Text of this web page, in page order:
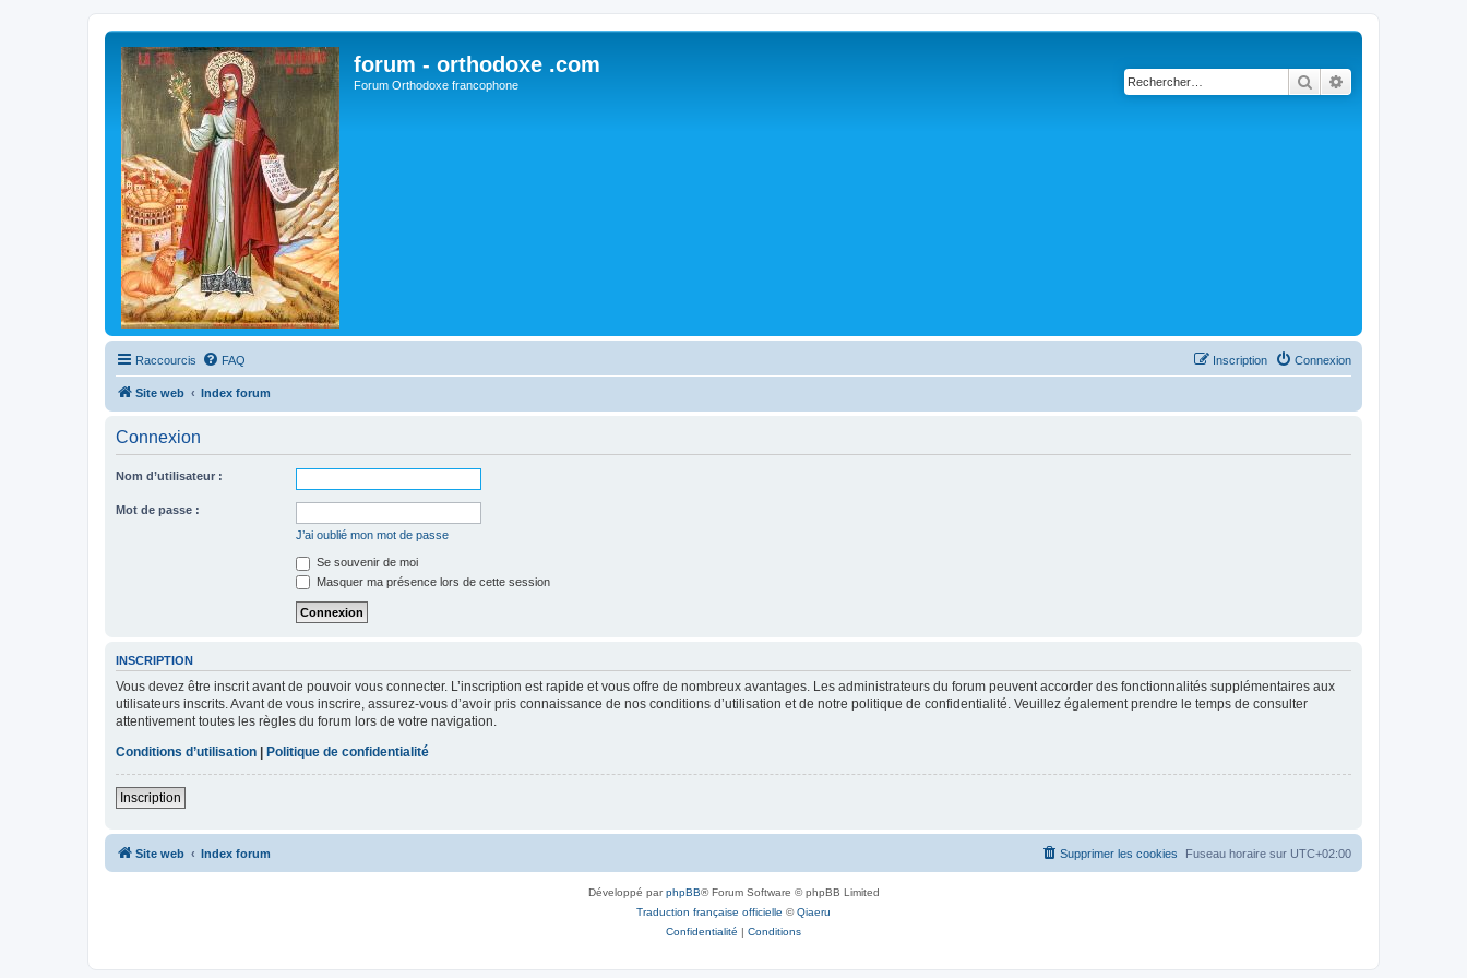
forum - orthodoxe .com
Forum Orthodoxe francophone Rechercher
Raccourcis FAQ Connexion
Inscription
Site web Index forum
Connexion
Nom d’utilisateur :
Mot de passe :
J’ai oublié mon mot de passe
Se souvenir de moi
Masquer ma présence lors de cette session
INSCRIPTION
Vous devez être inscrit avant de pouvoir vous connecter. L’inscription est rapide et vous offre de nombreux avantages. Les administrateurs du forum peuvent accorder des fonctionnalités supplémentaires aux
utilisateurs inscrits. Avant de vous inscrire, assurez-vous d’avoir pris connaissance de nos conditions d’utilisation et de notre politique de confidentialité. Veuillez également prendre le temps de consulter
attentivement toutes les règles du forum lors de votre navigation.
Conditions d’utilisation | Politique de confidentialité
Inscription
Site web Index forum Fuseau horaire sur UTC+02:00
Supprimer les cookies
Développé parphpBB® Forum Software © phpBB Limited
Traduction française officielle ©Qiaeru
Confidentialité | Conditions